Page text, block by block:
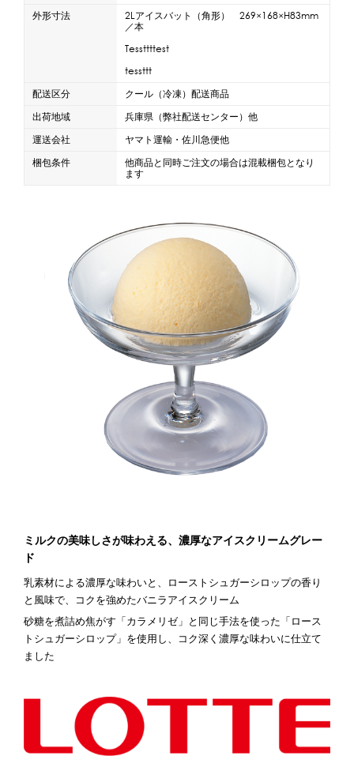
外形寸法
2Lアイスバット（角形） 269×168×H83mm
／本
Tessttttest
tessttt
配送区分
クール（冷凍）配送商品
出荷地域
兵庫県（弊社配送センター）他
運送会社
ヤマト運輸・佐川急便他
梱包条件
他商品と同時ご注文の場合は混載梱包となり
ます
ミルクの美味しさが味わえる、濃厚なアイスクリームグレー
ド
乳素材による濃厚な味わいと、ローストシュガーシロップの香り
と風味で、コクを強めたバニラアイスクリーム
砂糖を煮詰め焦がす「カラメリゼ」と同じ手法を使った「ロース
トシュガーシロップ」を使用し、コク深く濃厚な味わいに仕立て
ました